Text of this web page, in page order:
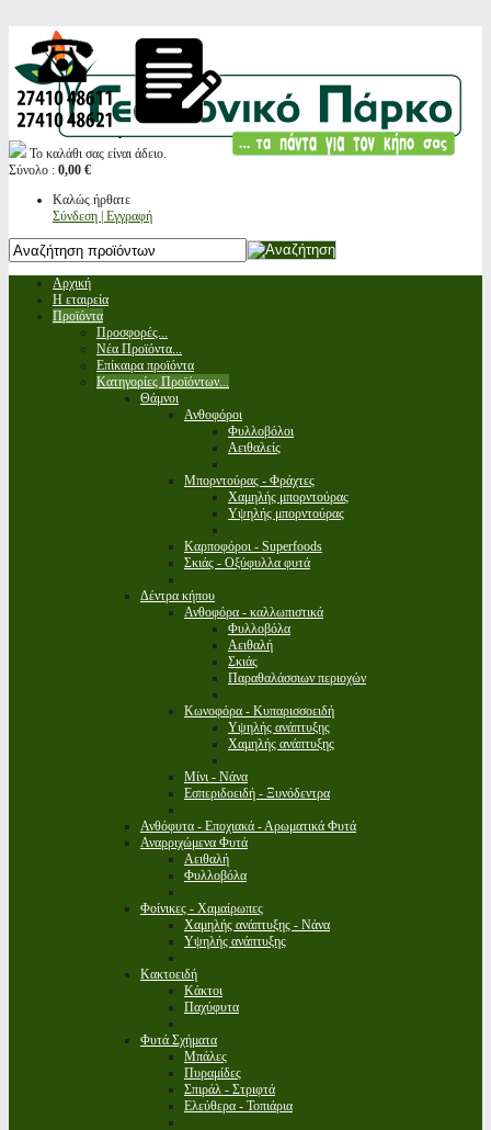
Το καλάθι σας είναι άδειο.
Σύνολο : 0,00 €
Καλώς ήρθατε
Σύνδεση | Εγγραφή
Αρχική
Η εταιρεία
Προϊόντα
Προσφορές...
Νέα Προϊόντα...
Επίκαιρα προϊόντα
Κατηγορίες Προϊόντων...
Θάμνοι
Ανθοφόροι
Φυλλοβόλοι
Αειθαλείς
Μπορντούρας - Φράχτες
Χαμηλής μπορντούρας
Υψηλής μπορντούρας
Καρποφόροι - Superfoods
Σκιάς - Οξύφυλλα φυτά
Δέντρα κήπου
Ανθοφόρα - καλλωπιστικά
Φυλλοβόλα
Αειθαλή
Σκιάς
Παραθαλάσσιων περιοχών
Κωνοφόρα - Κυπαρισσοειδή
Υψηλής ανάπτυξης
Χαμηλής ανάπτυξης
Μίνι - Νάνα
Εσπεριδοειδή - Ξυνόδεντρα
Ανθόφυτα - Εποχιακά - Αρωματικά Φυτά
Αναρριχώμενα Φυτά
Αειθαλή
Φυλλοβόλα
Φοίνικες - Χαμαίρωπες
Χαμηλής ανάπτυξης - Νάνα
Υψηλής ανάπτυξης
Κακτοειδή
Κάκτοι
Παχύφυτα
Φυτά Σχήματα
Μπάλες
Πυραμίδες
Σπιράλ - Στριφτά
Ελεύθερα - Τοπιάρια